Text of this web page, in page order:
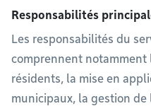
Responsabilités
Les responsabilités du
comprennent notamment
résidents, la mise en
municipaux, la gestion